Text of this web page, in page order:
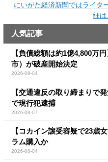
にいがた経済新聞ではライタ
細は
人気記事
【負債総額は約1億4,800万
市）が破産開始決定
2026-08-04
【交通違反の取り締まりで
で現行犯逮捕
2026-08-07
【コカイン譲受容疑で23歳
ラム購入か
2026-08-04